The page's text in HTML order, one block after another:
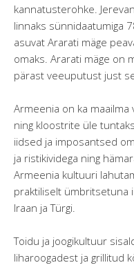
kannatusterohke.
linnaks sünnidaatumiga
asuvat Ararati mäge
omaks. Ararati mäge on
pärast veeuputust just
Armeenia on ka maailma
ning kloostrite üle
iidsed ja imposantsed
ja ristikividega ning
Armeenia kultuuri
praktiliselt ümbritsetuna
Iraan ja Türgi.
Toidu ja joogikultuur
liharoogadest ja grillitud